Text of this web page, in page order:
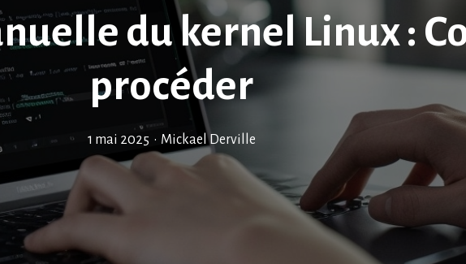
du kernel Linux :
procéder
1 mai 2025 • Mickael Derville